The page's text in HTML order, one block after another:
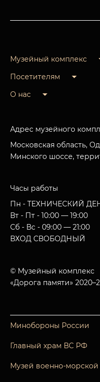
Музейный комплекс
Посетителям
О нас
Адрес музейного
Московская область,
Минского шоссе,
Часы работы
Пн - ТЕХНИЧЕСКИЙ
Вт - Пт - 10:00 — 19:00
Сб - Вс - 09:00 — 21:00
ВХОД СВОБОДНЫЙ
© Музейный комплекс
«Дорога памяти»
Минобороны России
Главный храм ВС РФ
Музей военно-морской